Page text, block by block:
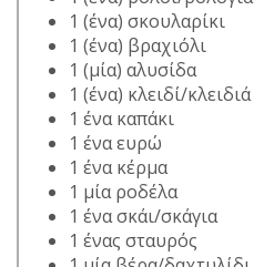
1 (ένα) σκουλαρίκι
1 (ένα) βραχιόλι
1 (μία) αλυσίδα
1 (ένα) κλειδί/κλειδιά
1 ένα καπάκι
1 ένα ευρώ
1 ένα κέρμα
1 μία ροδέλα
1 ένα σκάι/σκάγια
1 ένας σταυρός